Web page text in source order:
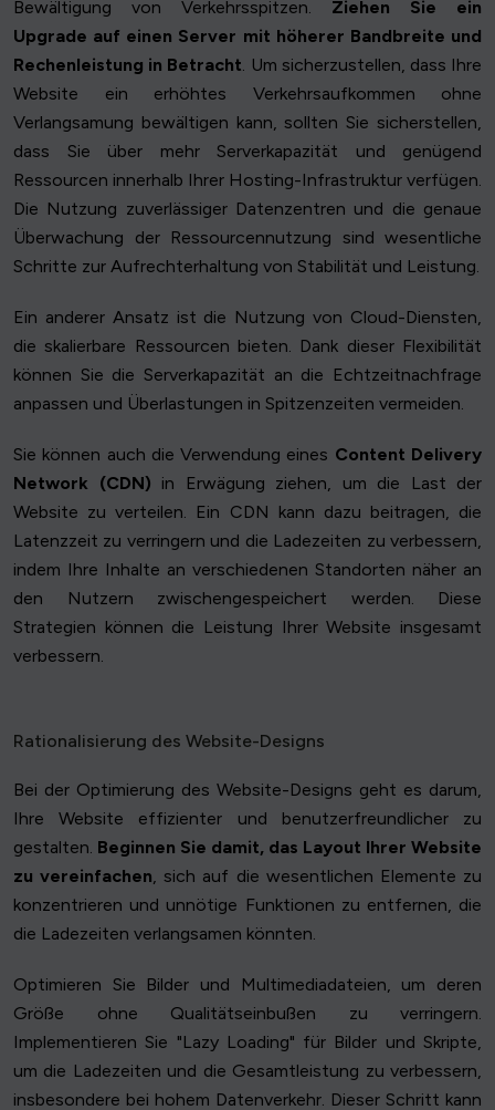
Bewältigung von Verkehrsspitzen. Ziehen Sie ein
Upgrade auf einen Server mit höherer Bandbreite und
Rechenleistung in Betracht . Um sicherzustellen, dass Ihre
Website ein erhöhtes Verkehrsaufkommen ohne
Verlangsamung bewältigen kann, sollten Sie sicherstellen,
dass Sie über mehr Serverkapazität und genügend
Ressourcen innerhalb Ihrer Hosting-Infrastruktur verfügen.
Die Nutzung zuverlässiger Datenzentren und die genaue
Überwachung der Ressourcennutzung sind wesentliche
Schritte zur Aufrechterhaltung von Stabilität und Leistung.
Ein anderer Ansatz ist die Nutzung von Cloud-Diensten,
die skalierbare Ressourcen bieten. Dank dieser Flexibilität
können Sie die Serverkapazität an die Echtzeitnachfrage
anpassen und Überlastungen in Spitzenzeiten vermeiden.
Sie können auch die Verwendung eines Content Delivery
Network (CDN) in Erwägung ziehen, um die Last der
Website zu verteilen. Ein CDN kann dazu beitragen, die
Latenzzeit zu verringern und die Ladezeiten zu verbessern,
indem Ihre Inhalte an verschiedenen Standorten näher an
den Nutzern zwischengespeichert werden. Diese
Strategien können die Leistung Ihrer Website insgesamt
verbessern.
Rationalisierung des Website-Designs
Bei der Optimierung des Website-Designs geht es darum,
Ihre Website effizienter und benutzerfreundlicher zu
gestalten. Beginnen Sie damit, das Layout Ihrer Website
zu vereinfachen , sich auf die wesentlichen Elemente zu
konzentrieren und unnötige Funktionen zu entfernen, die
die Ladezeiten verlangsamen könnten.
Optimieren Sie Bilder und Multimediadateien, um deren
Größe ohne Qualitätseinbußen zu verringern.
Implementieren Sie "Lazy Loading" für Bilder und Skripte,
um die Ladezeiten und die Gesamtleistung zu verbessern,
insbesondere bei hohem Datenverkehr. Dieser Schritt kann